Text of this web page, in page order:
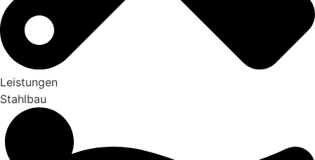
Leistungen
Stahlbau